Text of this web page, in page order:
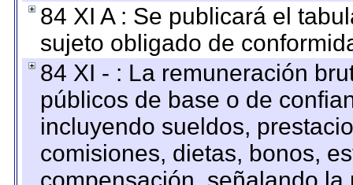
84 XI A : Se publicará el
sujeto obligado de
84 XI - : La remuneración
públicos de base o de
incluyendo sueldos,
comisiones, dietas, bonos,